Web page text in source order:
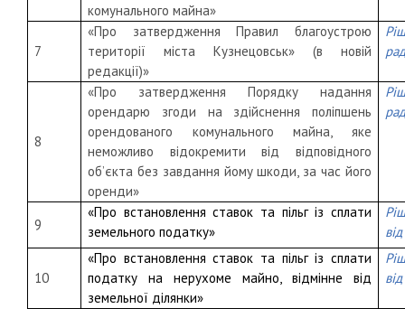
комунального майна»
7
«Про затвердження Правил благоустрою
території міста Кузнецовськ» (в новій
редакції)»
8
«Про затвердження Порядку надання
орендарю згоди на здійснення поліпшень
орендованого комунального майна, яке
неможливо відокремити від відповідного
об’єкта без завдання йому шкоди, за час його
оренди»
9
«Про встановлення ставок та пільг із сплати
земельного податку»
10
«Про встановлення ставок та пільг із сплати
податку на нерухоме майно, відмінне від
земельної ділянки»